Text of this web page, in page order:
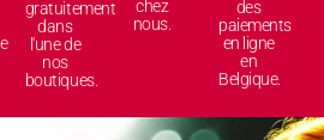
gratuitement
dans
l'une de
nos
boutiques.
chez
nous.
des
paiements
en ligne
en
Belgique.